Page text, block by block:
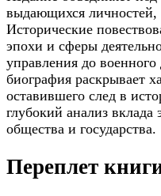
выдающихся
Исторические
эпохи и сферы
управления до
биография раскрывает
оставившего след в
глубокий анализ вклада
общества и государства.
Переплет